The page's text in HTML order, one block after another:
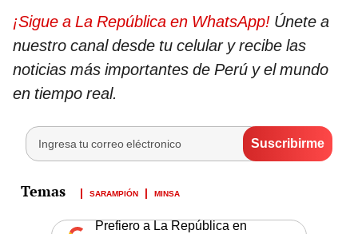
¡Sigue a La República en WhatsApp! Únete a
nuestro canal desde tu celular y recibe las
noticias más importantes de Perú y el mundo
en tiempo real.
SARAMPIÓN MINSA
Prefiero a La República en